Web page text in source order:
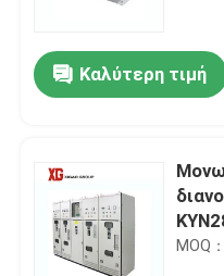
Καλύτερη τιμή
MOQ